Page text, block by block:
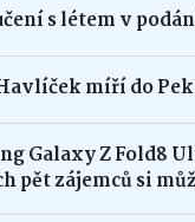
s létem v
míří do
Galaxy Z Fold8
pět zájemců si